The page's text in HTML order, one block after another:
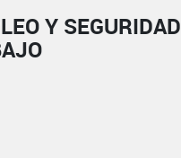
Y SEGURIDAD